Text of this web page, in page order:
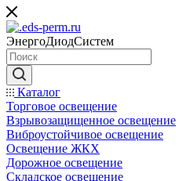
ЭнергоДиодСистем
Каталог
Торговое освещение
Взрывозащищенное освещение
Виброустойчивое освещение
Освещение ЖКХ
Дорожное освещение
Складское освещение